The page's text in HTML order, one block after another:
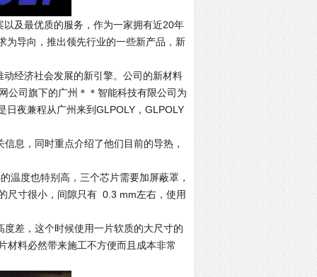
及最优质的服务，作为一家拥有近20年
为导向，推出领先行业的一些新产品，新
经济社会发展的新引擎。公司的新材料
公司旗下的广州＊＊智能科技有限公司为
日夜兼程从广州来到GLPOLY，GLPOLY
息，同时重点介绍了他们目前的导热，
度也特别高，三个芯片需要加屏蔽罩，
尺寸很小，间隙只有 0.3 mm左右，使用
差，这个时候使用一片软质的大尺寸的
材料必然带来施工不方便而且成本非常